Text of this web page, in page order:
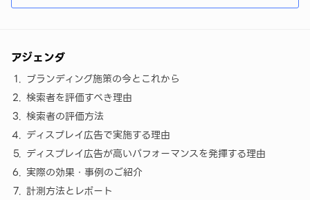
アジェンダ
ブランディング施策の今とこれから
検索者を評価すべき理由
検索者の評価方法
ディスプレイ広告で実施する理由
ディスプレイ広告が高いパフォーマンスを発揮する理由
実際の効果・事例のご紹介
計測方法とレポート